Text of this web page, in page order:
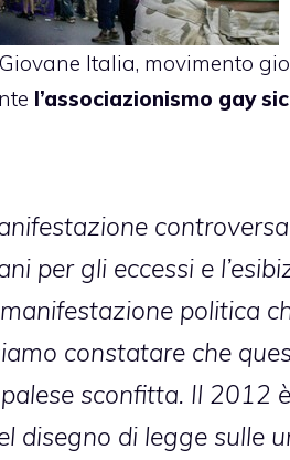
Italia, movimento
l’associazionismo gay
per gli eccessi e
politica
constatare che
sconfitta. Il 2012
disegno di legge sulle